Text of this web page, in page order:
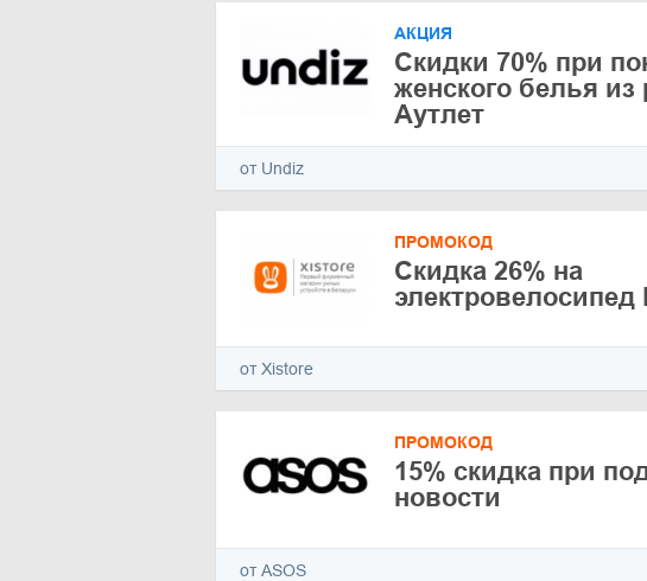
АКЦИЯ
Скидки 70% при
женского белья из
Аутлет
от Undiz
ПРОМОКОД
Скидка 26% на
электровелосипед
от Xistore
ПРОМОКОД
15% скидка при
новости
от ASOS